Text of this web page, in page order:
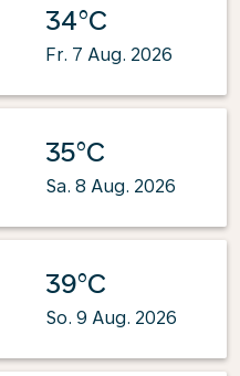
34°C
Fr. 7 Aug. 2026
35°C
Sa. 8 Aug. 2026
39°C
So. 9 Aug. 2026